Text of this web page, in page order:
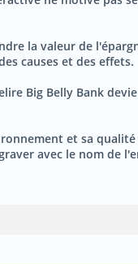
la valeur de
causes et des effets.
Big Belly Bank
et sa
avec le nom de